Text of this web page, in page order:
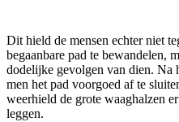
Dit hield de mensen echter niet
begaanbare pad te bewandelen,
dodelijke gevolgen van dien. Na
men het pad voorgoed af te
weerhield de grote waaghalzen
leggen.